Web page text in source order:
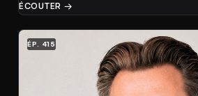
ÉCOUTER →
ÉP. 415